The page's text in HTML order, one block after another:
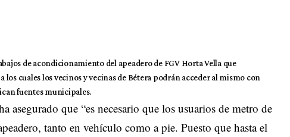
de acondicionamiento del apeadero de FGV Horta Vella que
los cuales los vecinos y vecinas de Bétera podrán acceder al mismo con
fuentes municipales.
asegurado que “es necesario que los usuarios de metro de
tanto en vehículo como a pie. Puesto que hasta el